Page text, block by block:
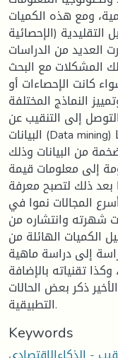
ومع هذه الكميات
التقليدية (الإحصائية
العديد من الدراسات
المشكلات مع البحث
كانت الإحصاءات أو
النماذج المختلفة
إلى التنقيب عن
البيانات (Data mining) واكتشاف المعرفة اللذين أثبتا وجودهما
من البيانات وذلك
إلى معلومات قيمة
ذلك لتصبح معرفة.
المجالات نموا في
شهرته وانتشاره من
الكميات الهائلة من
إلى دراسة ماهية
تقنياته بالإضافة
ذكر بعض الحالات
التطبيقية.
Keywords